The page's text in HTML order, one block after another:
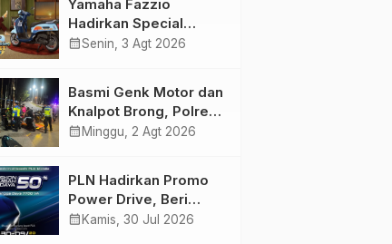
Bersama
Yamaha Fazzio
Hadirkan Special
Edition Sunset Blue,
Semakin Skena
calendar_monthSenin, 3 Agt 2026
Basmi Genk Motor dan
Knalpot Brong, Polres
Tanjab Barat Amankan
calendar_month Minggu, 2 Agt 2026
PLN Hadirkan Promo
Power Drive, Beri
Diskon Tambah Daya
calendar_month Kamis, 30 Jul 2026